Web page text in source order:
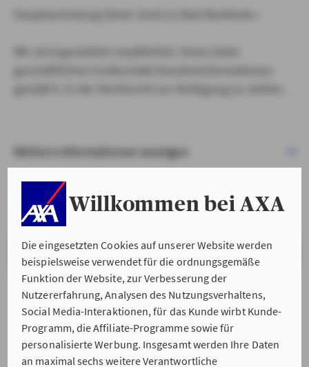
Willkommen bei AXA
Die eingesetzten Cookies auf unserer Website werden
beispielsweise verwendet für die ordnungsgemäße
Funktion der Website, zur Verbesserung der
Nutzererfahrung, Analysen des Nutzungsverhaltens,
Social Media-Interaktionen, für das Kunde wirbt Kunde-
Programm, die Affiliate-Programme sowie für
personalisierte Werbung. Insgesamt werden Ihre Daten
an maximal sechs weitere Verantwortliche
Weitere Informationen anzeigen
VERSTANDEN & WEITER